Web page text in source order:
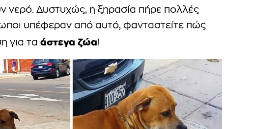
νερό. Δυστυχώς, η ξηρασία πήρε πολλές
υπέφεραν από αυτό, φανταστείτε πώς
για ταάστεγα ζώα!